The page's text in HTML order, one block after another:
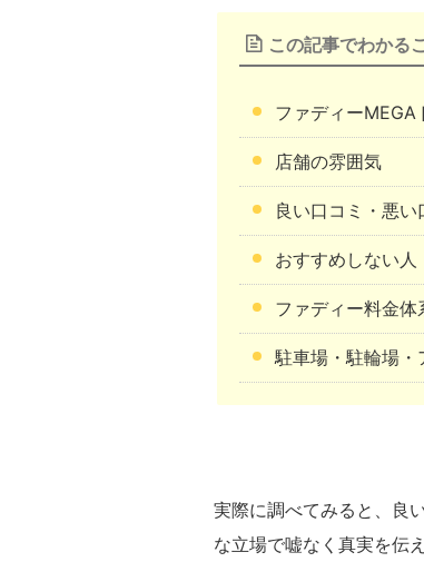
この記事でわかる
ファディーMEGA
店舗の雰囲気
良い口コミ・悪い
おすすめしない人
ファディー料金体
駐車場・駐輪場・
実際に調べてみると、良
な立場で嘘なく真実を伝